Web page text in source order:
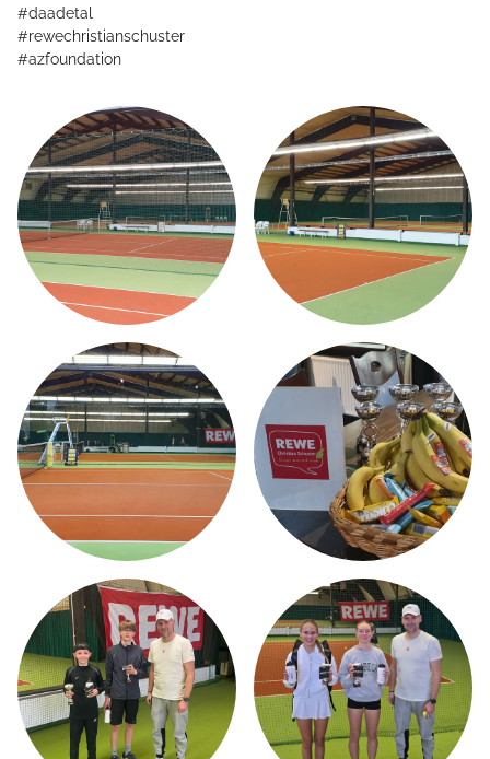
LEISTUNGSSPEKTRUM
MW STRINGING SERVICE
TENNISTRAINING
#daadetal
#rewechristianschuster
#azfoundation